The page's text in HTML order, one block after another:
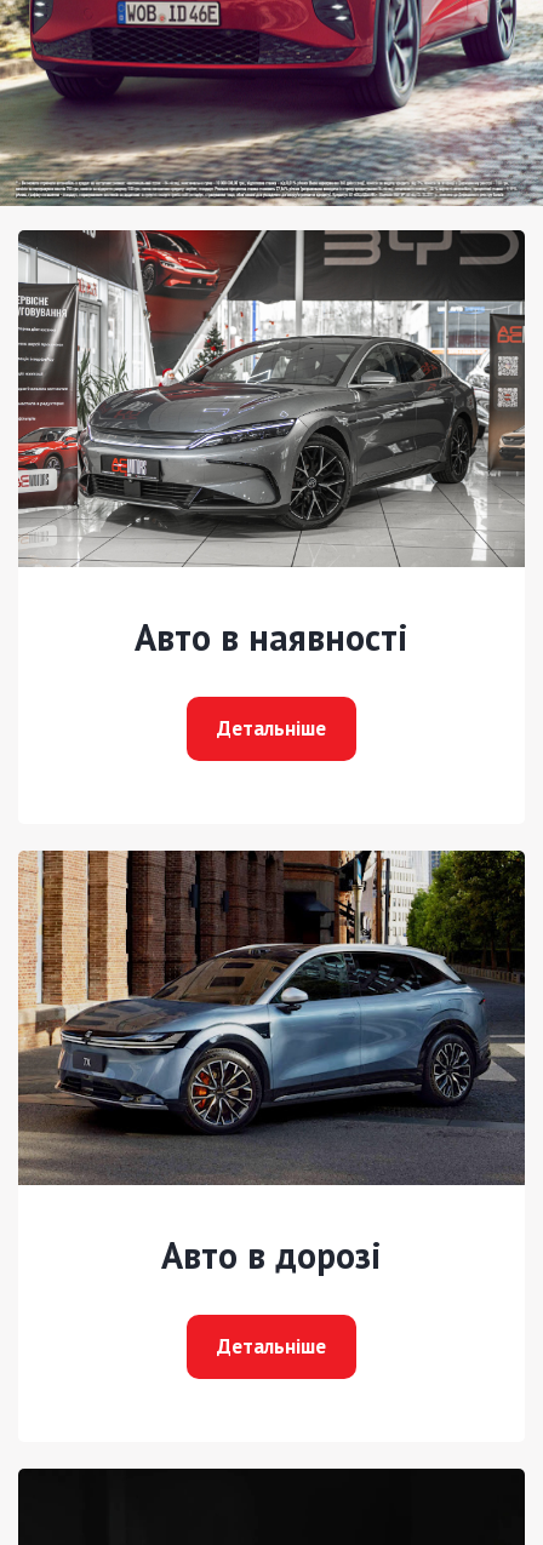
Авто в наявності
Детальніше
Авто в дорозі
Детальніше